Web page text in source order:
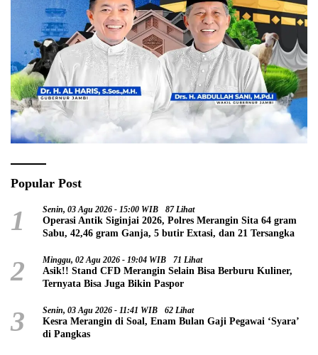
Popular Post
1 Senin, 03 Agu 2026 - 15:00 WIB 87 Lihat
Operasi Antik Siginjai 2026, Polres Merangin Sita 64 gram
Sabu, 42,46 gram Ganja, 5 butir Extasi, dan 21 Tersangka
2 Minggu, 02 Agu 2026 - 19:04 WIB 71 Lihat
Asik!! Stand CFD Merangin Selain Bisa Berburu Kuliner,
Ternyata Bisa Juga Bikin Paspor
3 Senin, 03 Agu 2026 - 11:41 WIB 62 Lihat
Kesra Merangin di Soal, Enam Bulan Gaji Pegawai ‘Syara’
di Pangkas